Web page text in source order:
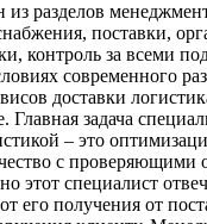
из разделов
поставки,
контроль за всеми
современного
доставки
Главная задача
– это
с проверяющими
этот специалист
его получения от